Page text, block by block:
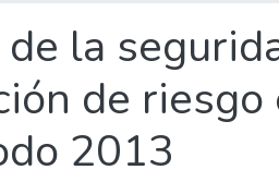
la
de
2013